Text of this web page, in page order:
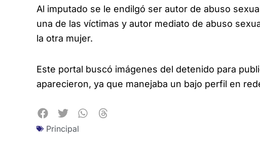
Al imputado se le endilgó ser autor de abuso
una de las víctimas y autor mediato de abuso
la otra mujer.
Este portal buscó imágenes del detenido para
aparecieron, ya que manejaba un bajo perfil en
Principal